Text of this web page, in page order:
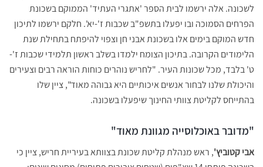
לשכונה. אלה ירשמו לבית הספר 'אתגרי העתיד' הממוקם בשכונת
הפרחים הסמוכה ובו יפעלו בתשפ"ב שכבות ז'-יא'. חלקם ירשמו לתיכון
חדש המוקם בימים אלו בשכונת אבני חן וצפוי להיפתח בתחילת שנת
הלימודים הקרובה. בתיכון הצומח ילמדו בשלב ראשון תלמידי שכבות ז'-
ט' בלבד, מכל שכונות העיר. "לחריש נוהרים כוחות הוראה רבים וצעירים
והיכולת שלנו לבחור אנשים איכותיים היא גבוהה מאוד", ציין שלו
בהתייחס לקליטת צוותי החינוך שיפעלו בשכונה.
"מדובר באוכלוסייה מגוונת מאוד"
אבי קטוביץ', ראש מנהלת קליטת שכונת בצוותא בעיריית חריש, ציין כי